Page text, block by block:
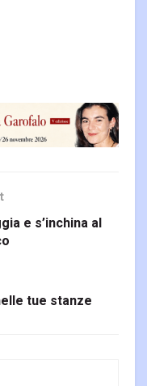
e s’inchina al
tue stanze